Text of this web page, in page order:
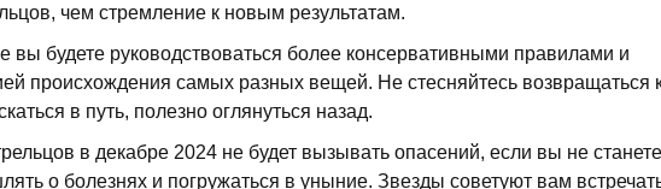
чем стремление к новым результатам.
вы будете руководствоваться более консервативными правилами и
происхождения самых разных вещей. Не стесняйтесь возвращаться
в путь, полезно оглянуться назад.
в декабре 2024 не будет вызывать опасений, если вы не станете
о болезнях и погружаться в уныние. Звезды советуют вам